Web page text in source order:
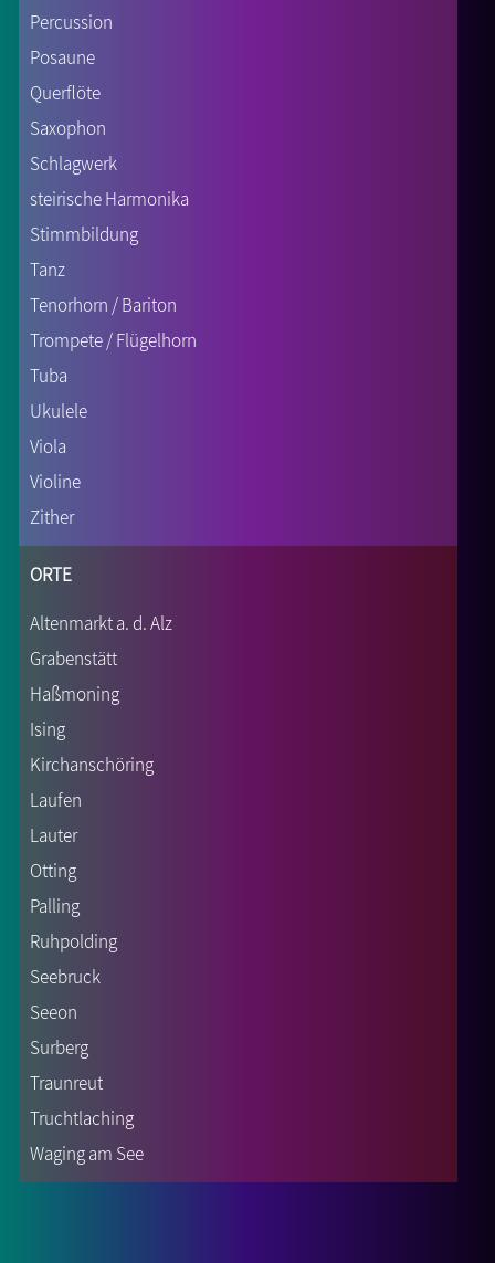
Percussion
Posaune
Querflöte
Saxophon
Schlagwerk
steirische Harmonika
Stimmbildung
Tanz
Tenorhorn / Bariton
Trompete / Flügelhorn
Tuba
Ukulele
Viola
Violine
Zither
Orte
Altenmarkt a. d. Alz
Grabenstätt
Haßmoning
Ising
Kirchanschöring
Laufen
Lauter
Otting
Palling
Ruhpolding
Seebruck
Seeon
Surberg
Traunreut
Truchtlaching
Waging am See